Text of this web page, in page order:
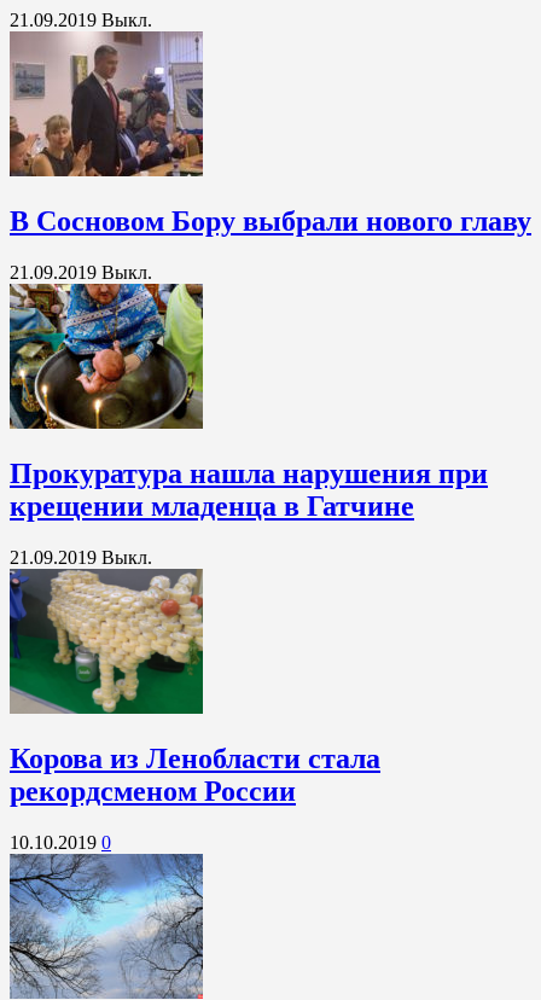
21.09.2019 Выкл.
В Сосновом Бору выбрали нового главу
21.09.2019 Выкл.
Прокуратура нашла нарушения при
крещении младенца в Гатчине
21.09.2019 Выкл.
Корова из Ленобласти стала
рекордсменом России
10.10.2019 0